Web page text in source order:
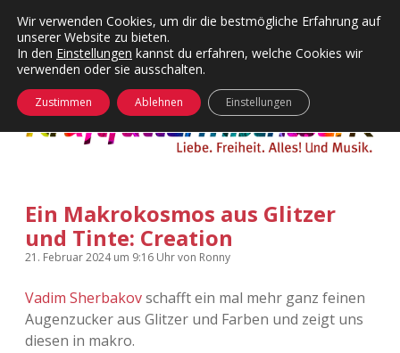
Kategorien
Menü
24 Hours Chilling
Die Wende
KFMW-Disco
kfmw.stuff
Kopfkinomusik
KFMW-Disco
Dates
Contact
Adventskalender
Adventskalender 2010
Adventskalender 2011
facebook
instagram
rss soundcloud
vimeoBluesky
öffnen
Ein Makrokosmos aus Glitzer
und Tinte: Creation
21. Februar 2024um 9:16 Uhrvon Ronny
Vadim Sherbakovschafft ein mal mehr ganz feinen
Augenzucker aus Glitzer und Farben und zeigt uns
diesen in makro.
Wir verwenden Cookies, um dir die bestmögliche Erfahrung auf
unserer Website zu bieten.
In den Einstellungen kannst du erfahren, welche Cookies wir
verwenden oder sie ausschalten.
Zustimmen Ablehnen Einstellungen